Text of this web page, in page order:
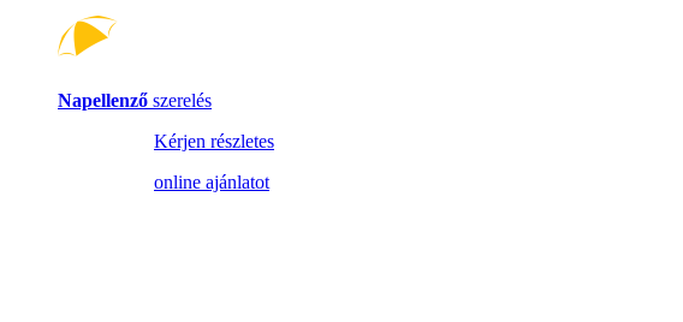
Napellenző szerelés
Kérjen részletes
online ajánlatot